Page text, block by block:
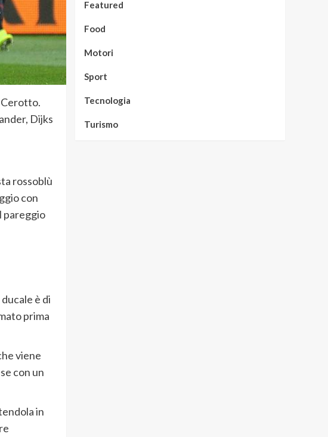
Cerotto.
Dijks
rossoblù
con
pareggio
è di
prima
viene
con un
in
Featured
Food
Motori
Sport
Tecnologia
Turismo